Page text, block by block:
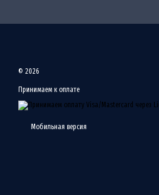
© 2026
Принимаем к оплате
Мобильная версия